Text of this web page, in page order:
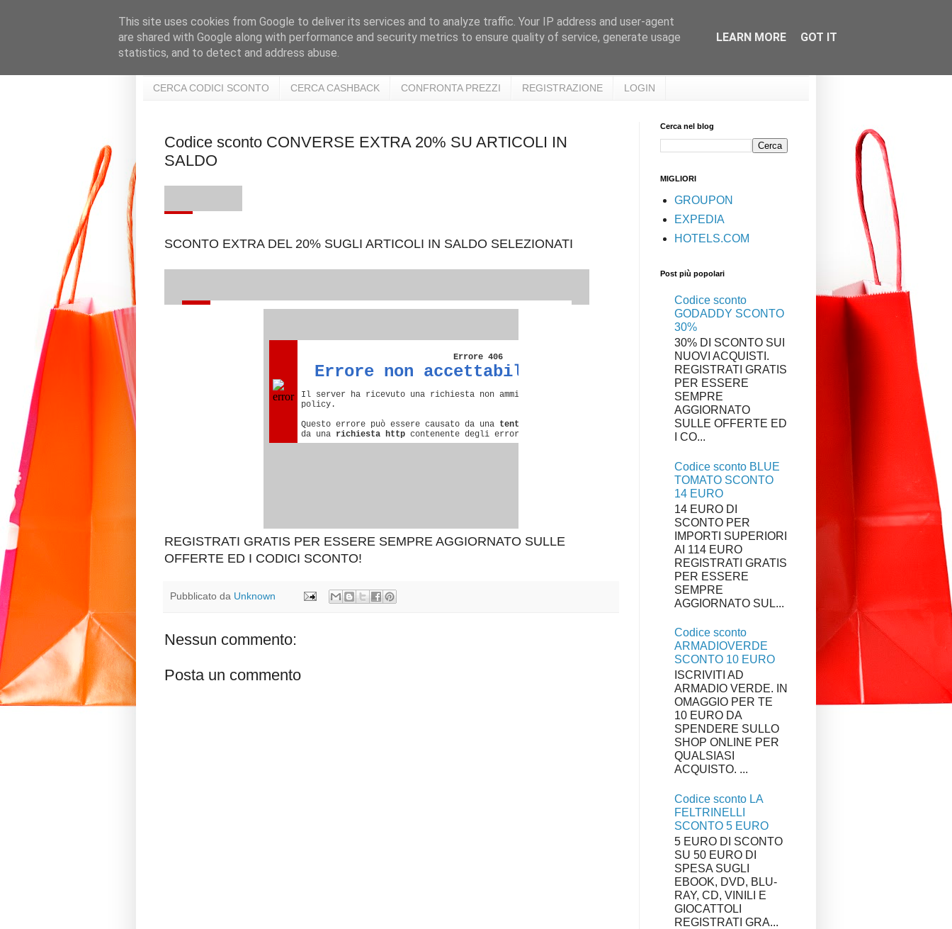
CERCA CODICI SCONTO CERCA CASHBACK CONFRONTA PREZZI REGISTRAZIONE LOGIN
Codice sconto CONVERSE EXTRA 20% SU ARTICOLI IN
SALDO
SCONTO EXTRA DEL 20% SUGLI ARTICOLI IN SALDO SELEZIONATI
REGISTRATI GRATIS PER ESSERE SEMPRE AGGIORNATO SULLE
OFFERTE ED I CODICI SCONTO!
Pubblicato da Unknown
Nessun commento:
Posta un commento
Cerca nel blog
MIGLIORI
GROUPON
EXPEDIA
HOTELS.COM
Post più popolari
Codice sconto
GODADDY SCONTO
30%
30% DI SCONTO SUI
NUOVI ACQUISTI.
REGISTRATI GRATIS
PER ESSERE
SEMPRE
AGGIORNATO
SULLE OFFERTE ED
I CO...
Codice sconto BLUE
TOMATO SCONTO
14 EURO
14 EURO DI
SCONTO PER
IMPORTI SUPERIORI
AI 114 EURO
REGISTRATI GRATIS
PER ESSERE
SEMPRE
AGGIORNATO SUL...
Codice sconto
ARMADIOVERDE
SCONTO 10 EURO
ISCRIVITI AD
ARMADIO VERDE. IN
OMAGGIO PER TE
10 EURO DA
SPENDERE SULLO
SHOP ONLINE PER
QUALSIASI
ACQUISTO. ...
Codice sconto LA
FELTRINELLI
SCONTO 5 EURO
5 EURO DI SCONTO
SU 50 EURO DI
SPESA SUGLI
EBOOK, DVD, BLU-
RAY, CD, VINILI E
GIOCATTOLI
REGISTRATI GRA...
This site uses cookies from Google to deliver its services and to analyze traffic. Your IP address and user-agent
are shared with Google along with performance and security metrics to ensure quality of service, generate usage
statistics, and to detect and address abuse.
LEARN MORE GOT IT